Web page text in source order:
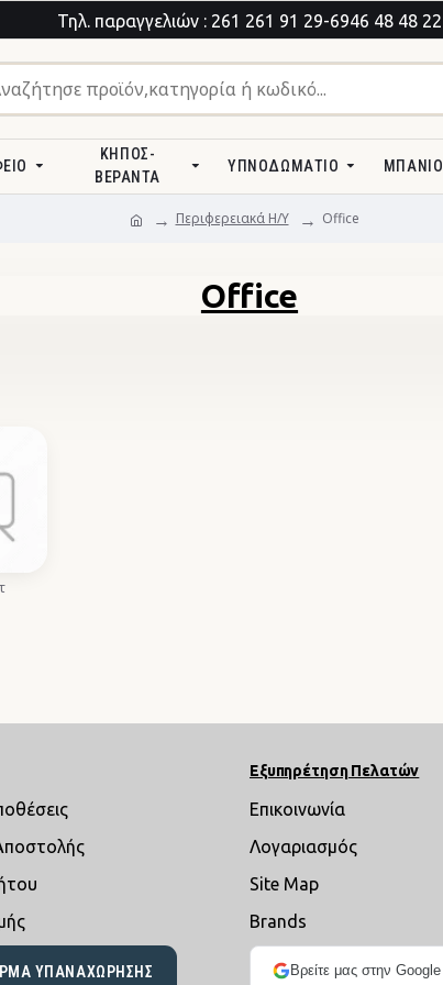
Τηλ. παραγγελιών : 261 261 91 29-6946 48 48 22
ΚΉΠΟΣ-
ΒΕΡΆΝΤΑ
ΥΠΝΟΔΩΜΆΤΙΟ ΜΠΆΝΙΟ
Περιφερειακά Η/Υ Office
Office
ΥΠΑΝΑΧΏΡΗΣΗΣ
Εξυπηρέτηση Πελατών
Επικοινωνία
Λογαριασμός
Site Map
Brands
Βρείτε μας στην Google